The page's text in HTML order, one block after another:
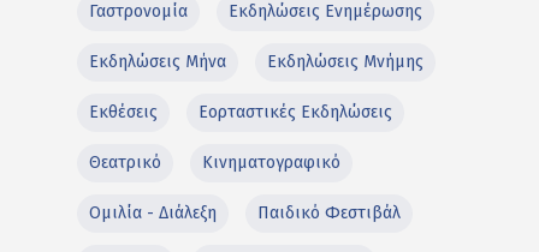
Γαστρονομία Εκδηλώσεις Ενημέρωσης
Εκδηλώσεις Μήνα Εκδηλώσεις Μνήμης
Εκθέσεις Εορταστικές Εκδηλώσεις
Θεατρικό Κινηματογραφικό
Ομιλία - Διάλεξη Παιδικό Φεστιβάλ